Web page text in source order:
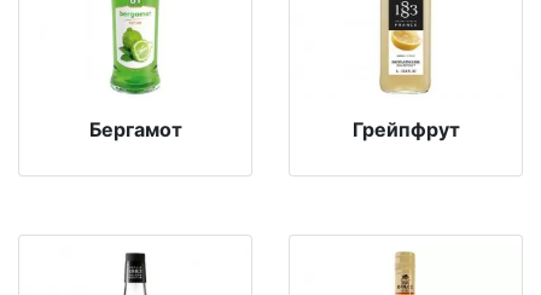
Бергамот Грейпфрут